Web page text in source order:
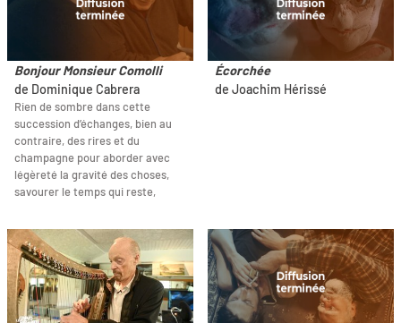
Bonjour Monsieur Comolli
de Dominique Cabrera
Rien de sombre dans cette
succession d’échanges, bien au
contraire, des rires et du
champagne pour aborder avec
légèreté la gravité des choses,
savourer le temps qui reste,
Écorchée
de Joachim Hérissé